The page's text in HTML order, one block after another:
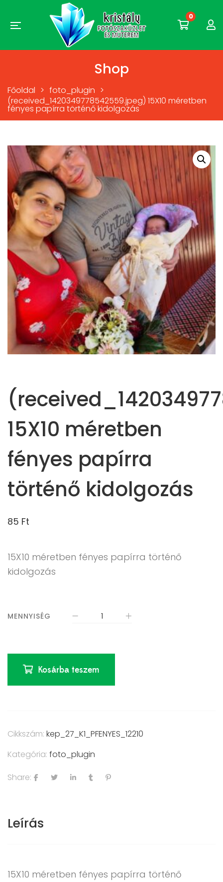
0
Shop
Főoldal > foto_plugin >
(received_1420349778542559.jpeg) 15X10 méretben
fényes papírra történő kidolgozás
15X10 méretben
fényes papírra
történő kidolgozás
85 Ft
15X10 méretben fényes papírra történő
kidolgozás
MENNYISÉG
Kosárba teszem
Cikkszám: kep_27_K1_PFENYES_12210
Kategória: foto_plugin
Share:
Leírás
15X10 méretben fényes papírra történő